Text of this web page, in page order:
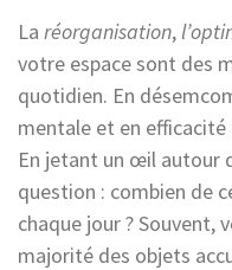
La réorganisation,
votre espace sont des
quotidien. En
mentale et en
En jetant un œil autour
question : combien de
chaque jour ? Souvent,
majorité des objets